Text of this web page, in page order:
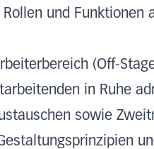
und Funktionen
(Off-
in Ruhe
sowie